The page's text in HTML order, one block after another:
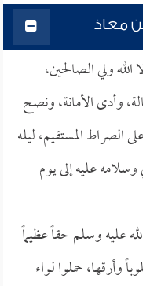
معاذ
الله ولي الصالحين،
وأدى الأمانة، ونصح
الصراط المستقيم، ليله
عليه إلى يوم
عليه وسلم حقاً عظيماً
وأرقها، حملوا لواء